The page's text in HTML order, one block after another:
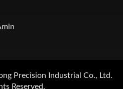
Precision Industrial Co., Ltd.
Reserved.